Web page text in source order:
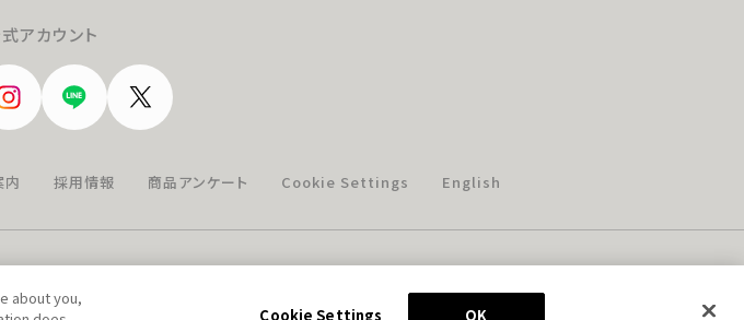
アカウント
内 採用情報 商品アンケート Cookie Settings English
© Aniplex Inc. All rights reserved.
about you,
Cookie Settings OK